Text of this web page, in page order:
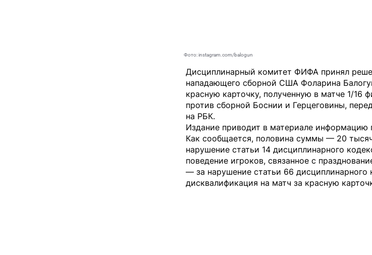
Фото: instagram.com/balogun
Дисциплинарный комитет ФИФА принял
нападающего сборной США Фоларина
красную карточку, полученную в матче 1/16
против сборной Боснии и Герцеговины,
на РБК.
Издание приводит в материале информацию
Как сообщается, половина суммы — 20
нарушение статьи 14 дисциплинарного
поведение игроков, связанное с
— за нарушение статьи 66 дисциплинарного
дисквалификация на матч за красную